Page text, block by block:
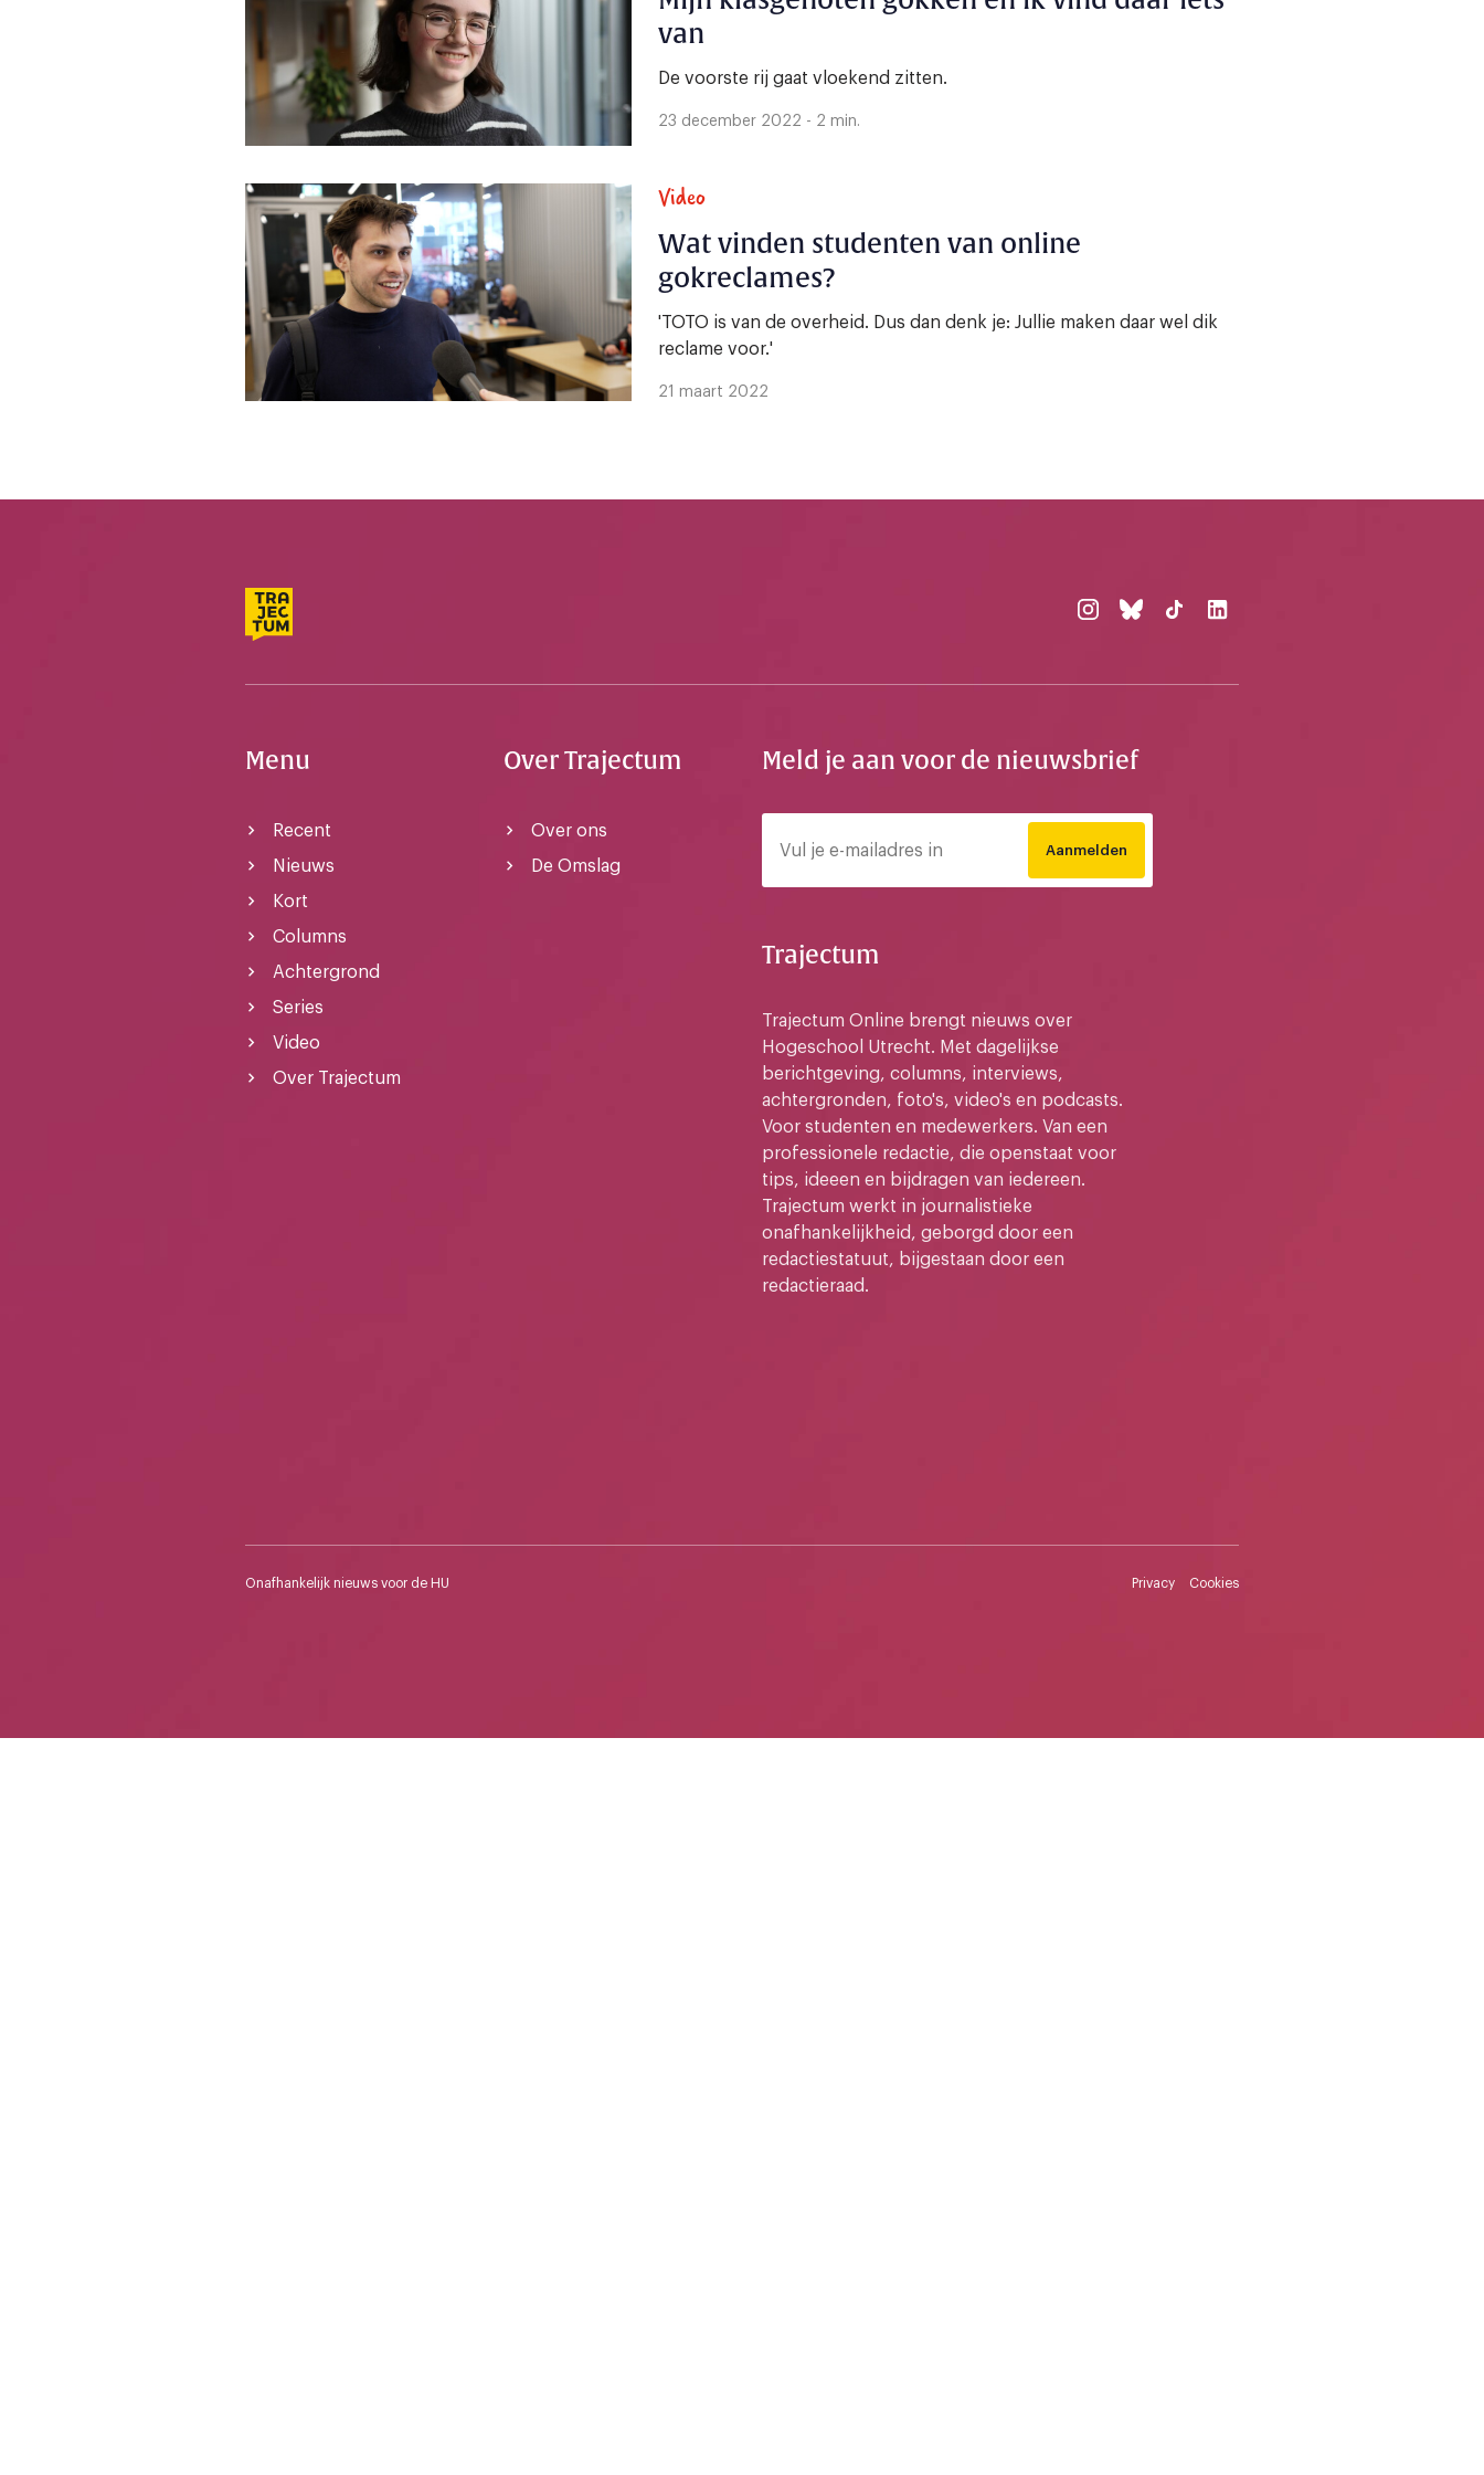
van
De voorste rij gaat vloekend zitten.
23 december 2022 - 2 min.
Video
Wat vinden studenten van online
gokreclames?
'TOTO is van de overheid. Dus dan denk je: Jullie maken daar wel dik
reclame voor.'
21 maart 2022
Menu
Recent
Nieuws
Kort
Columns
Achtergrond
Series
Video
Over Trajectum
Over Trajectum
Over ons
De Omslag
Meld je aan voor de nieuwsbrief
Aanmelden
Trajectum
Trajectum Online brengt nieuws over
Hogeschool Utrecht. Met dagelijkse
berichtgeving, columns, interviews,
achtergronden, foto's, video's en podcasts.
Voor studenten en medewerkers. Van een
professionele redactie, die openstaat voor
tips, ideeen en bijdragen van iedereen.
Trajectum werkt in journalistieke
onafhankelijkheid, geborgd door een
redactiestatuut, bijgestaan door een
redactieraad.
Onafhankelijk nieuws voor de HU Privacy Cookies